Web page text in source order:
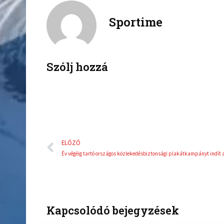
b
Sportime
Szólj hozzá
Előző
ELŐZŐ
Kapcsolódó bejegyzések